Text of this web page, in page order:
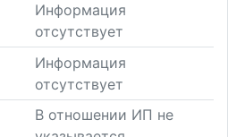
Информация
отсутствует
Информация
отсутствует
В отношении ИП не